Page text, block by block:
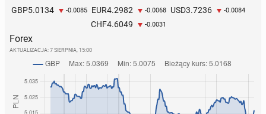
GBP5.0134 -0.0085 EUR4.2982 -0.0068 USD3.7236 -0.0084
CHF4.6049 -0.0031
Forex
AKTUALIZACJA: 7 SIERPNIA, 15:00